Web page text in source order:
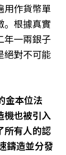
用作貨幣單
。根據真實
年一兩銀子
絕對不可能
金本位法
機也被引入
所有人的認
鑄造並分發